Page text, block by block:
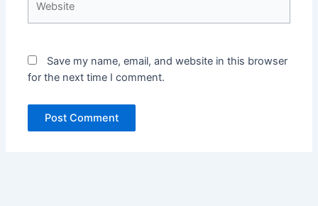
Save my name, email, and website in this browser
for the next time I comment.